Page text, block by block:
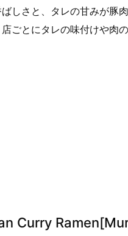
しさと、タレの甘みが豚
ごとにタレの味付けや肉
Curry